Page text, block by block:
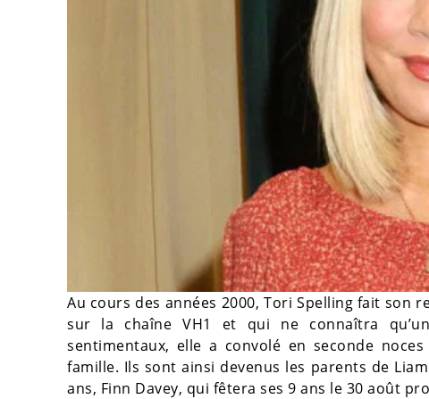
Au cours des années 2000, Tori Spelling fait son
sur la chaîne VH1 et qui ne connaîtra
sentimentaux, elle a convolé en seconde
famille. Ils sont ainsi devenus les parents de
ans, Finn Davey, qui fêtera ses 9 ans le 30 août